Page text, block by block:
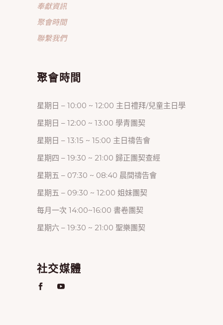
奉獻資訊
聚會時間
聯繫我們
聚會時間
星期日 – 10:00 ~ 12:00 主日禮拜/兒童主日學
星期日 – 12:00 ~ 13:00 學青團契
星期日 – 13:15 ~ 15:00 主日禱告會
星期四 – 19:30 ~ 21:00 歸正團契查經
星期五 – 07:30 ~ 08:40 晨間禱告會
星期五 – 09:30 ~ 12:00 姐妹團契
每月一次 14:00~16:00 書卷團契
星期六 – 19:30 ~ 21:00 聖樂團契
社交媒體